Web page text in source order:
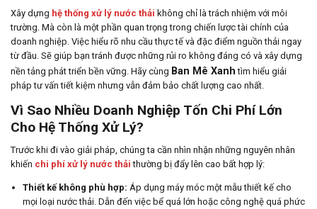
Xây dựng hệ thống xử lý nước thải không chỉ là trách nhiệm với môi
trường. Mà còn là một phần quan trọng trong chiến lược tài chính của
doanh nghiệp. Việc hiểu rõ nhu cầu thực tế và đặc điểm nguồn thải ngay
từ đầu. Sẽ giúp bạn tránh được những rủi ro không đáng có và xây dựng
nền tảng phát triển bền vững. Hãy cùng Ban Mê Xanh tìm hiểu giải
pháp tư vấn tiết kiệm nhưng vẫn đảm bảo chất lượng cao nhất.
Vì Sao Nhiều Doanh Nghiệp Tốn Chi Phí Lớn
Cho Hệ Thống Xử Lý?
Trước khi đi vào giải pháp, chúng ta cần nhìn nhận những nguyên nhân
khiến chi phí xử lý nước thải thường bị đẩy lên cao bất hợp lý:
Thiết kế không phù hợp: Áp dụng máy móc một mẫu thiết kế cho
mọi loại nước thải. Dẫn đến việc bể quá lớn hoặc công nghệ quá phức